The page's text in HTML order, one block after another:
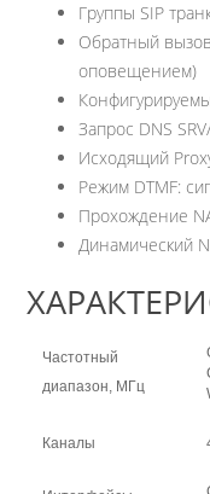
Группы SIP
Обратный
оповещением)
Запрос DNS
Исходящий
Режим DTMF:
Прохождение
Динамический
Частотный
диапазон, МГц
Каналы